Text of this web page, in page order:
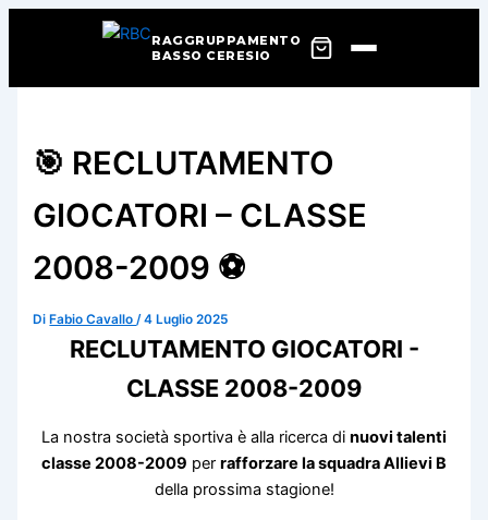
RAGGRUPPAMENTO
BASSO CERESIO
contenuto
🎯 RECLUTAMENTO
GIOCATORI – CLASSE
2008-2009 ⚽
Di Fabio Cavallo/4 Luglio 2025
RECLUTAMENTO GIOCATORI -
CLASSE 2008-2009
La nostra società sportiva è alla ricerca di nuovi talenti
classe 2008-2009 per rafforzare la squadra Allievi B
della prossima stagione!